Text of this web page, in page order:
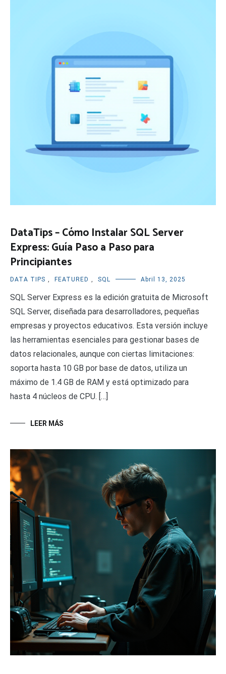
DataTips – Cómo Instalar SQL Server
Express: Guía Paso a Paso para
Principiantes
DATA TIPS , FEATURED , SQL Abril 13, 2025
SQL Server Express es la edición gratuita de Microsoft
SQL Server, diseñada para desarrolladores, pequeñas
empresas y proyectos educativos. Esta versión incluye
las herramientas esenciales para gestionar bases de
datos relacionales, aunque con ciertas limitaciones:
soporta hasta 10 GB por base de datos, utiliza un
máximo de 1.4 GB de RAM y está optimizado para
hasta 4 núcleos de CPU. […]
LEER MÁS